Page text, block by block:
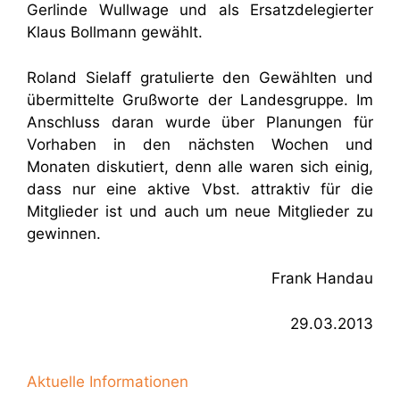
Gerlinde Wullwage und als Ersatzdelegierter
Klaus Bollmann gewählt.
Roland Sielaff gratulierte den Gewählten und
übermittelte Grußworte der Landesgruppe. Im
Anschluss daran wurde über Planungen für
Vorhaben in den nächsten Wochen und
Monaten diskutiert, denn alle waren sich einig,
dass nur eine aktive Vbst. attraktiv für die
Mitglieder ist und auch um neue Mitglieder zu
gewinnen.
Frank Handau
29.03.2013
Aktuelle Informationen